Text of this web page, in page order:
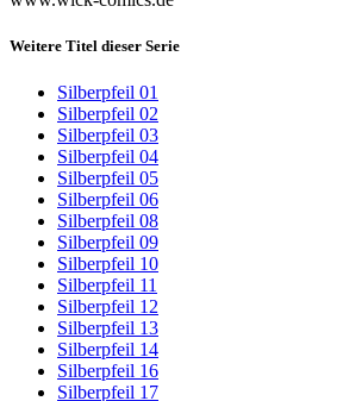
Weitere Titel dieser Serie
Silberpfeil 01
Silberpfeil 02
Silberpfeil 03
Silberpfeil 04
Silberpfeil 05
Silberpfeil 06
Silberpfeil 08
Silberpfeil 09
Silberpfeil 10
Silberpfeil 11
Silberpfeil 12
Silberpfeil 13
Silberpfeil 14
Silberpfeil 16
Silberpfeil 17